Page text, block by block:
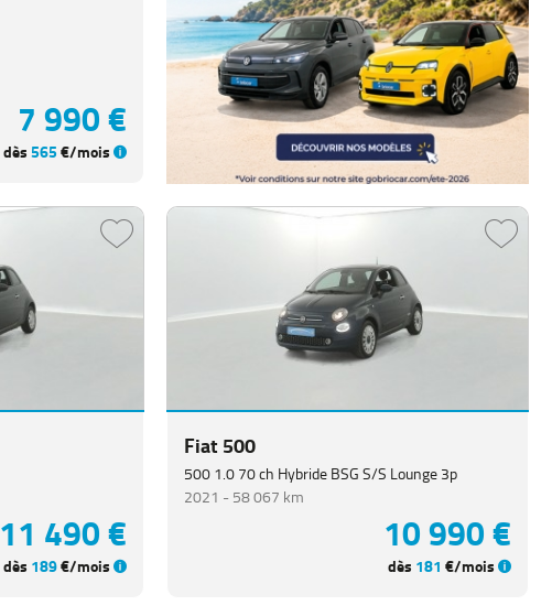
7 990 €
dès565€/mois
11 490 €
dès 189€/mois
Fiat 500
500 1.0 70 ch Hybride BSG S/S Lounge 3p
2021 -58 067 km
10 990 €
dès 181 €/mois